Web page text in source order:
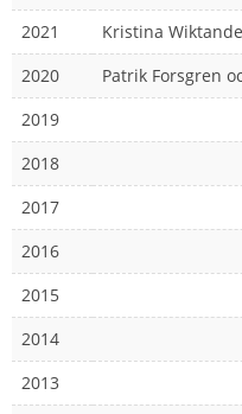
2021
Kristina
2020
Patrik Forsgren
2019
2018
2017
2016
2015
2014
2013